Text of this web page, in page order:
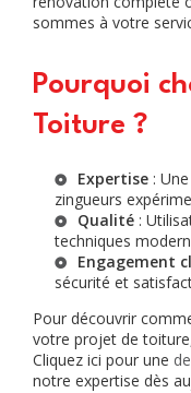
sommes à votre
Pourquoi
Toiture ?
Expertise :
zingueurs
Qualité :
techniques
Engagement
sécurité et
Pour découvrir
votre projet de
Cliquez ici pour une
notre expertise dès